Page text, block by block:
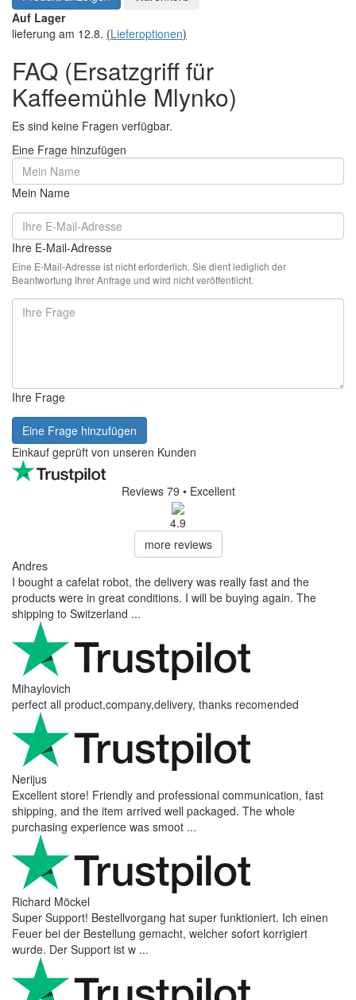
Auf Lager
lieferung am 12.8. (Lieferoptionen)
FAQ (Ersatzgriff für
Kaffeemühle Mlynko)
Es sind keine Fragen verfügbar.
Eine Frage hinzufügen
Mein Name
Ihre E-Mail-Adresse
Eine E-Mail-Adresse ist nicht erforderlich. Sie dient lediglich der
Beantwortung Ihrer Anfrage und wird nicht veröffentlicht.
Ihre Frage
Eine Frage hinzufügen
Einkauf geprüft von unseren Kunden
Reviews 79 • Excellent
4.9
more reviews
Andres
I bought a cafelat robot, the delivery was really fast and the
products were in great conditions. I will be buying again. The
shipping to Switzerland ...
Mihaylovich
perfect all product,company,delivery, thanks recomended
Nerijus
Excellent store! Friendly and professional communication, fast
shipping, and the item arrived well packaged. The whole
purchasing experience was smoot ...
Richard Möckel
Super Support! Bestellvorgang hat super funktioniert. Ich einen
Feuer bei der Bestellung gemacht, welcher sofort korrigiert
wurde. Der Support ist w ...